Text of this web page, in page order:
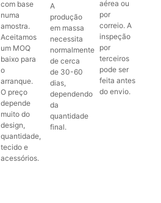
com base
numa
amostra.
Aceitamos
um MOQ
baixo para
o
arranque.
O preço
depende
muito do
design,
quantidade,
tecido e
acessórios.
A
produção
em massa
necessita
normalmente
de cerca
de 30-60
dias,
dependendo
da
quantidade
final.
aérea ou
por
correio. A
inspeção
por
terceiros
pode ser
feita antes
do envio.